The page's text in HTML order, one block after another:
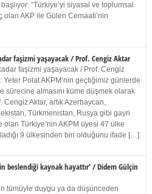
“Türkiye’yi siyasal ve toplumsal
AKP ile Gülen Cemaati’nin
faşizmi yaşayacak / Prof. Cengiz Aktar
faşizmi yaşayacak / Prof. Cengiz
Yeter Polat AKPM’nin geçtiğimiz günlerde
sürecine almasını küme düşmek olarak
Cengiz Aktar, artık Azerbaycan,
Türkmenistan, Rusya gibi gayri
Türkiye’nin AKPM üyesi 47 ülke
9 ülkesinden biri olduğunu ifade […]
beslendiği kaynak hayattır’ / Didem Gülçin
tümüyle duygu ya da düşünceden